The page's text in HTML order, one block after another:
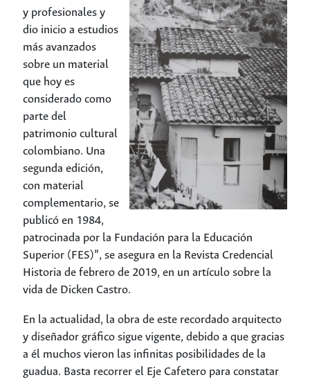
y profesionales y
dio inicio a estudios
más avanzados
sobre un material
que hoy es
considerado como
parte del
patrimonio cultural
colombiano. Una
segunda edición,
con material
complementario, se
publicó en 1984,
patrocinada por la Fundación para la Educación
Superior (FES)”, se asegura en la Revista Credencial
Historia de febrero de 2019, en un artículo sobre la
vida de Dicken Castro.
En la actualidad, la obra de este recordado arquitecto
y diseñador gráfico sigue vigente, debido a que gracias
a él muchos vieron las infinitas posibilidades de la
guadua. Basta recorrer el Eje Cafetero para constatar